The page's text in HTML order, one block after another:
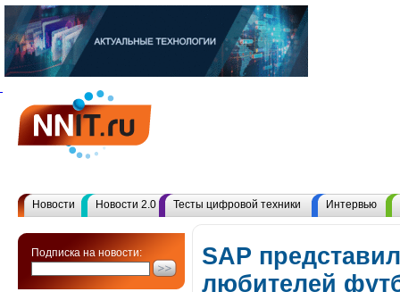
Новости Новости 2.0 Тесты цифровой техники Интервью
Подписка на новости:
SAP
любителей